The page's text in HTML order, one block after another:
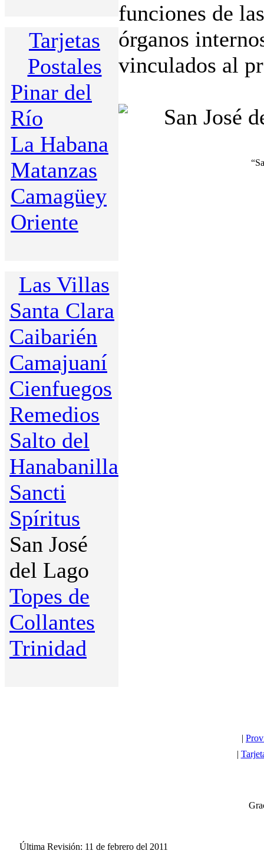
Tarjetas
Postales
Pinar del
Río
La Habana
Matanzas
Camagüey
Oriente
Las Villas
Santa Clara
Caibarién
Camajuaní
Cienfuegos
Remedios
Salto del
Hanabanilla
Sancti
Spíritus
San José
del Lago
Topes de
Collantes
Trinidad
funciones de
órganos
vinculados al
|
|
Última Revisión: 11 de febrero del 2011